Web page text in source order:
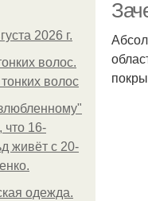
2026 г.
волос.
волос
что 16-
живёт с 20-
одежда.